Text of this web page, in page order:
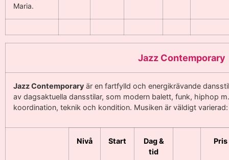
Maria.
Jazz Contemporary
Jazz Contemporary är en fartfylld och energikrävande
av dagsaktuella dansstilar, som modern balett, funk, hiphop
koordination, teknik och kondition. Musiken är väldigt
Nivå Start
Dag &
tid
Pris